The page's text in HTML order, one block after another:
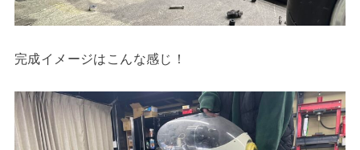
完成イメージはこんな感じ！